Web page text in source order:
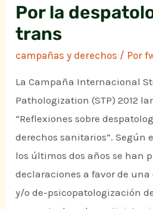
Por la
trans
campañas y derechos / Por
La Campaña Internacional
Pathologization (STP) 2012
“Reflexiones sobre
derechos sanitarios”. Según
los últimos dos años se han
declaraciones a favor de
y/o de-psicopatologización